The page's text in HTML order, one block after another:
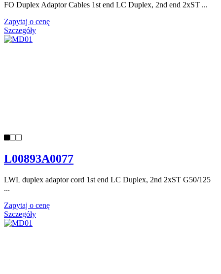
FO Duplex Adaptor Cables 1st end LC Duplex, 2nd end 2xST ...
Zapytaj o cenę
Szczegóły
L00893A0077
LWL duplex adaptor cord 1st end LC Duplex, 2nd 2xST G50/125
...
Zapytaj o cenę
Szczegóły